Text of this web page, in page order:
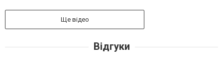
Ще відео
Відгуки